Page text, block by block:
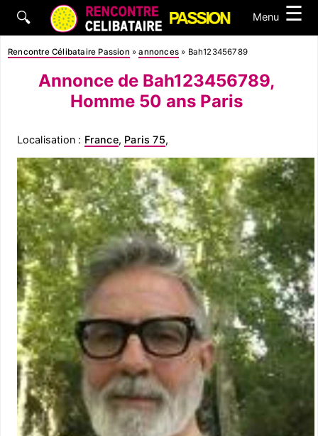
🔍 Menu ☰
Rencontre Célibataire Passion »annonces » Bah123456789
Annonce de Bah123456789,
Homme 50 ans Paris
Localisation : France, Paris 75,